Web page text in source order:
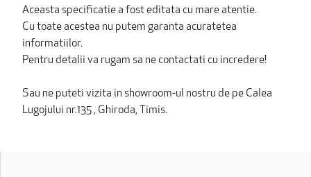
Aceasta specificatie a fost editata cu mare atentie.
Cu toate acestea nu putem garanta acuratetea
informatiilor.
Pentru detalii va rugam sa ne contactati cu incredere!
Sau ne puteti vizita in showroom-ul nostru de pe Calea
Lugojului nr.135 , Ghiroda, Timis.